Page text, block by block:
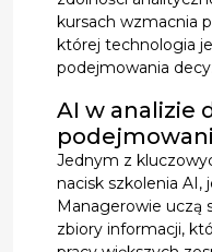
kursach wzmacnia
której technologia
podejmowania
AI w analizie
Jednym z
nacisk szkolenia AI,
Managerowie uczą
zbiory informacji,